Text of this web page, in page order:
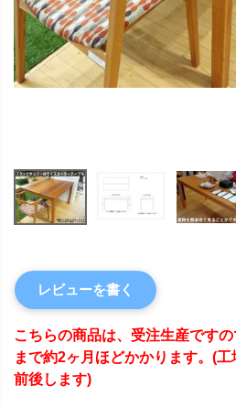
レビューを書く
こちらの商品は、受注生産です
まで約2ヶ月ほどかかります。(
前後します)